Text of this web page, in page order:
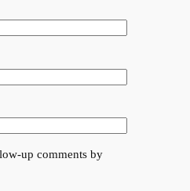
up comments by